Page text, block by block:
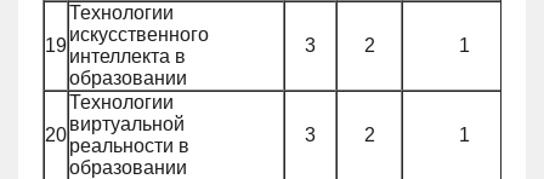
19
Технологии
искусственного
интеллекта в
образовании
3 2 1
20
Технологии
виртуальной
реальности в
образовании
3 2 1